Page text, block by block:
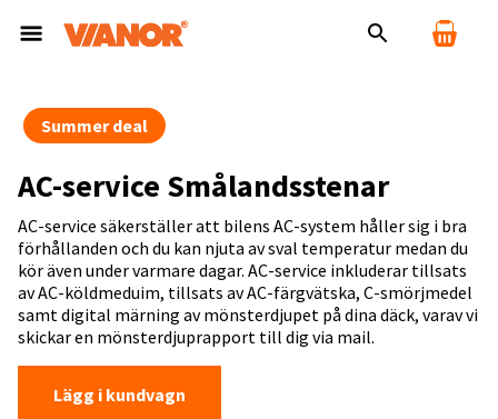
Summer deal
AC-service Smålandsstenar
AC-service säkerställer att bilens AC-system håller sig i bra
förhållanden och du kan njuta av sval temperatur medan du
kör även under varmare dagar. AC-service inkluderar tillsats
av AC-köldmeduim, tillsats av AC-färgvätska, C-smörjmedel
samt digital märning av mönsterdjupet på dina däck, varav vi
skickar en mönsterdjuprapport till dig via mail.
Lägg i kundvagn